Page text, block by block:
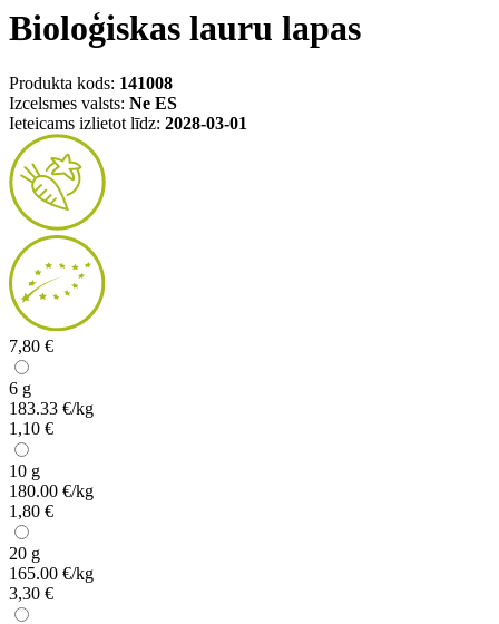
Bioloģiskas lauru lapas
Produkta kods: 141008
Izcelsmes valsts: Ne ES
Ieteicams izlietot līdz: 2028-03-01
7,80 €
6 g
183.33 €/kg
1,10 €
10 g
180.00 €/kg
1,80 €
20 g
165.00 €/kg
3,30 €